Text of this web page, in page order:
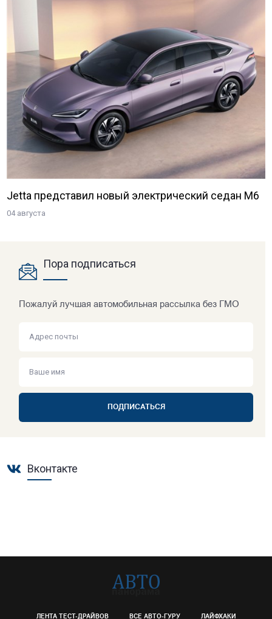
Jetta представил новый электрический седан M6
04 августа
Пора подписаться
Пожалуй лучшая автомобильная рассылка без ГМО
ПОДПИСАТЬСЯ
Вконтакте
ЛЕНТА ТЕСТ-ДРАЙВОВ ВСЕ АВТО-ГУРУ ЛАЙФХАКИ